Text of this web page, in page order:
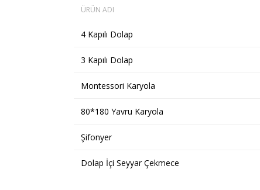
ÜRÜN ADI
4 Kapılı Dolap
3 Kapılı Dolap
Montessori Karyola
80*180 Yavru Karyola
Şifonyer
Dolap İçi Seyyar Çekmece